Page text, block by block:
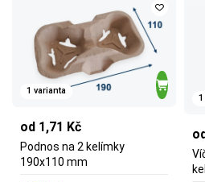
1 varianta
od 1,71 Kč
Podnos na 2 kelímky
190x110 mm
1